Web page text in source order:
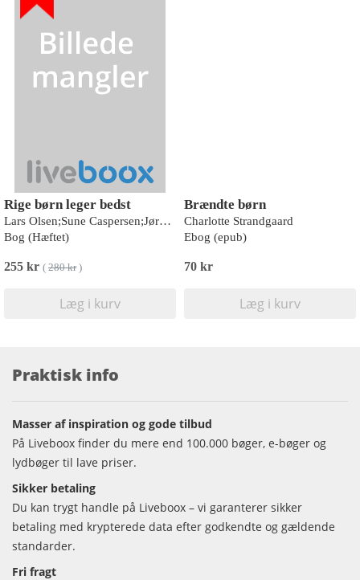
Rige børn leger bedst
Lars Olsen;Sune Caspersen;Jørgen Goul Andersen;Lars Andersen;Niels Ploug
Bog (Hæftet)
255 kr ( 280 kr)
Læg i kurv
Brændte børn
Charlotte Strandgaard
Ebog (epub)
70 kr
Læg i kurv
Praktisk info
Masser af inspiration og gode tilbud
På Liveboox finder du mere end 100.000 bøger, e-bøger og
lydbøger til lave priser.
Sikker betaling
Du kan trygt handle på Liveboox – vi garanterer sikker
betaling med krypterede data efter godkendte og gældende
standarder.
Fri fragt